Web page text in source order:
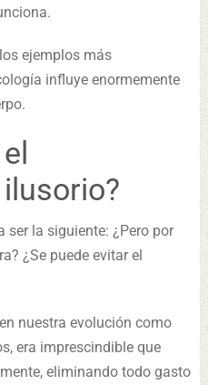
ejemplos más
influye enormemente
la siguiente: ¿Pero por
¿Se puede evitar el
nuestra evolución como
era imprescindible que
eliminando todo gasto